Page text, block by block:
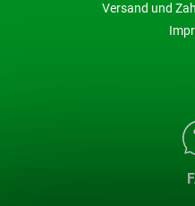
Versand und